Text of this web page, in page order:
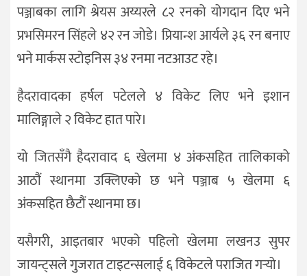
पञ्जाबका लागि श्रेयस अय्यरले ८२ रनको योगदान दिए भने
प्रभसिमरन सिंहले ४२ रन जोडे। प्रियान्श आर्यले ३६ रन बनाए
भने मार्कस स्टोइनिस ३४ रनमा नटआउट रहे।
हैदरावादका हर्षल पटेलले ४ विकेट लिए भने इशान
मालिङ्गाले २ विकेट हात पारे।
यो जितसँगै हैदरावाद ६ खेलमा ४ अंकसहित तालिकाको
आठौं स्थानमा उक्लिएको छ भने पञ्जाब ५ खेलमा ६
अंकसहित छैटौं स्थानमा छ।
यसैगरी, आइतबार भएको पहिलो खेलमा लखनउ सुपर
जायन्ट्सले गुजरात टाइटन्सलाई ६ विकेटले पराजित गर्‍यो।